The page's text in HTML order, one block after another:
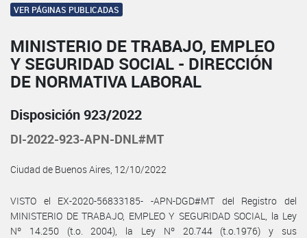
VER PÁGINAS PUBLICADAS
MINISTERIO DE TRABAJO, EMPLEO
Y SEGURIDAD SOCIAL - DIRECCIÓN
DE NORMATIVA LABORAL
Disposición 923/2022
DI-2022-923-APN-DNL#MT
Ciudad de Buenos Aires, 12/10/2022
VISTO el EX-2020-56833185- -APN-DGD#MT del Registro del
MINISTERIO DE TRABAJO, EMPLEO Y SEGURIDAD SOCIAL, la Ley
Nº 14.250 (t.o. 2004), la Ley Nº 20.744 (t.o.1976) y sus